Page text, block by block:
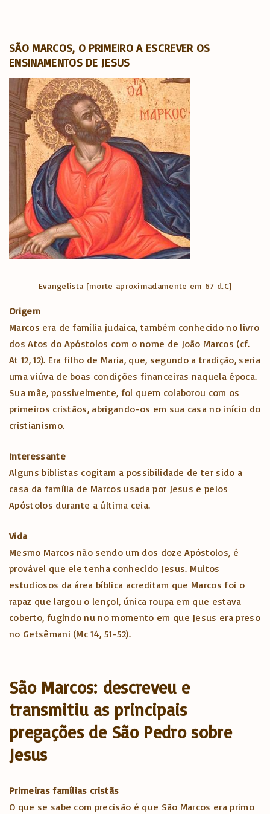
SÃO MARCOS, O PRIMEIRO A ESCREVER OS
ENSINAMENTOS DE JESUS
Evangelista [morte aproximadamente em 67 d.C]
Origem
Marcos era de família judaica, também conhecido no livro
dos Atos do Apóstolos com o nome de João Marcos (cf.
At 12, 12). Era filho de Maria, que, segundo a tradição, seria
uma viúva de boas condições financeiras naquela época.
Sua mãe, possivelmente, foi quem colaborou com os
primeiros cristãos, abrigando-os em sua casa no início do
cristianismo.
Interessante
Alguns biblistas cogitam a possibilidade de ter sido a
casa da família de Marcos usada por Jesus e pelos
Apóstolos durante a última ceia.
Vida
Mesmo Marcos não sendo um dos doze Apóstolos, é
provável que ele tenha conhecido Jesus. Muitos
estudiosos da área bíblica acreditam que Marcos foi o
rapaz que largou o lençol, única roupa em que estava
coberto, fugindo nu no momento em que Jesus era preso
no Getsêmani (Mc 14, 51-52).
São Marcos: descreveu e
transmitiu as principais
pregações de São Pedro sobre
Jesus
Primeiras famílias cristãs
O que se sabe com precisão é que São Marcos era primo